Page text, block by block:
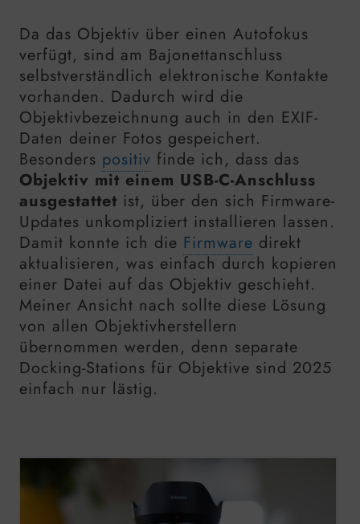
Da das Objektiv über einen Autofokus
verfügt, sind am Bajonettanschluss
selbstverständlich elektronische Kontakte
vorhanden. Dadurch wird die
Objektivbezeichnung auch in den EXIF-
Daten deiner Fotos gespeichert.
Besonders positiv finde ich, dass das
Objektiv mit einem USB-C-Anschluss
ausgestattet ist, über den sich Firmware-
Updates unkompliziert installieren lassen.
Damit konnte ich die Firmware direkt
aktualisieren, was einfach durch kopieren
einer Datei auf das Objektiv geschieht.
Meiner Ansicht nach sollte diese Lösung
von allen Objektivherstellern
übernommen werden, denn separate
Docking-Stations für Objektive sind 2025
einfach nur lästig.